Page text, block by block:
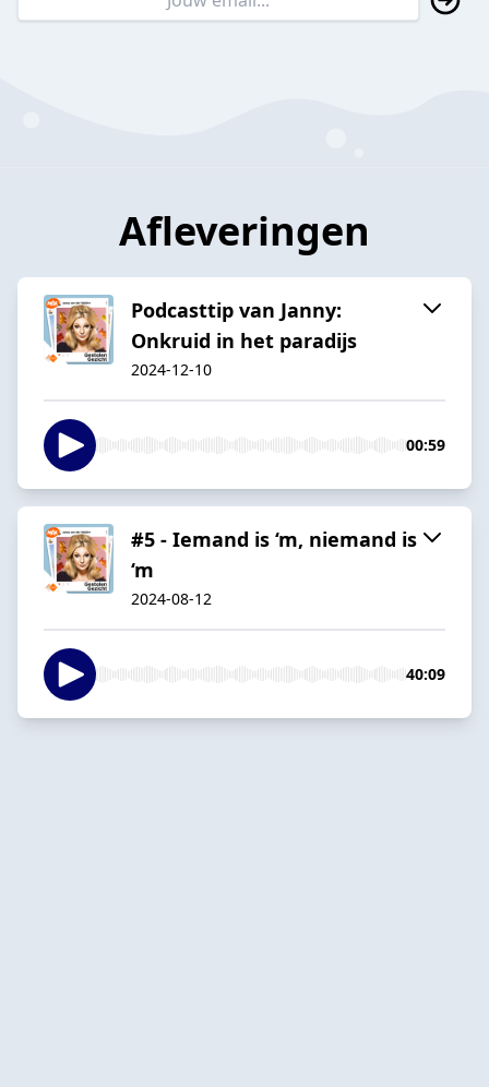
Afleveringen
Podcasttip van Janny:
Onkruid in het paradijs
2024-12-10
00:59
#5 - Iemand is ‘m, niemand is
‘m
2024-08-12
40:09